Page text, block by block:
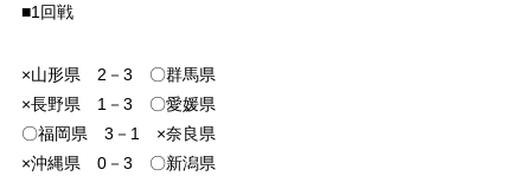
■1回戦
×山形県 2－3 〇群馬県
×長野県 1－3 〇愛媛県
〇福岡県 3－1 ×奈良県
×沖縄県 0－3 〇新潟県